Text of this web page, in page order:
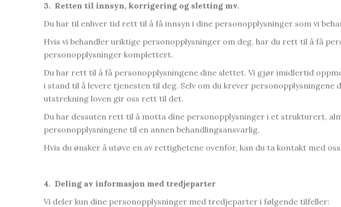
3. Retten til innsyn, korrigering og sletting mv.
Du har til enhver tid rett til å få innsyn i dine personopplysninger som vi
Hvis vi behandler uriktige personopplysninger om deg, har du rett til å få
personopplysninger komplettert.
Du har rett til å få personopplysningene dine slettet. Vi gjør imidlertid
i stand til å levere tjenesten til deg. Selv om du krever
utstrekning loven gir oss rett til det.
Du har dessuten rett til å motta dine personopplysninger i et strukturert,
personopplysningene til en annen behandlingsansvarlig.
Hvis du ønsker å utøve en av rettighetene ovenfor, kan du ta kontakt med
4. Deling av informasjon med tredjeparter
Vi deler kun dine personopplysninger med tredjeparter i følgende tilfeller: